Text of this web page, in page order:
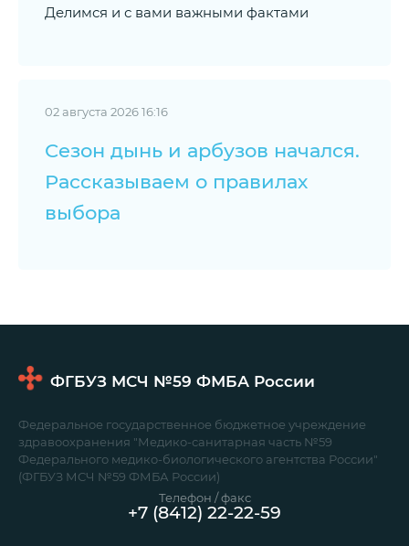
Делимся и с вами важными фактами
02 августа 2026 16:16
Сезон дынь и арбузов начался.
Рассказываем о правилах
выбора
ФГБУЗ МСЧ №59 ФМБА России
Федеральное государственное бюджетное учреждение
здравоохранения "Медико-санитарная часть №59
Федерального медико-биологического агентства России"
(ФГБУЗ МСЧ №59 ФМБА России)
Телефон / факс
+7 (8412) 22-22-59